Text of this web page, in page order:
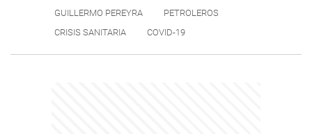
GUILLERMO PEREYRA
PETROLEROS
CRISIS SANITARIA
COVID-19